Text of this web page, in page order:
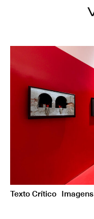
Texto Crítico Imagens